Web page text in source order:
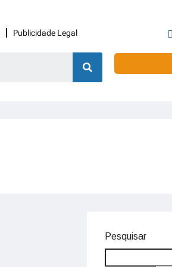
Publicidade Legal
Pesquisar